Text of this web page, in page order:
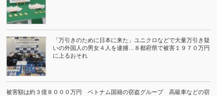
「万引きのために日本に来た」ユニクロなどで大量万引き疑
いの外国人の男女４人を逮捕…８都府県で被害１９７０万円
に上るおそれ
被害額は約３億８０００万円 ベトナム国籍の窃盗グループ 高級車などの窃